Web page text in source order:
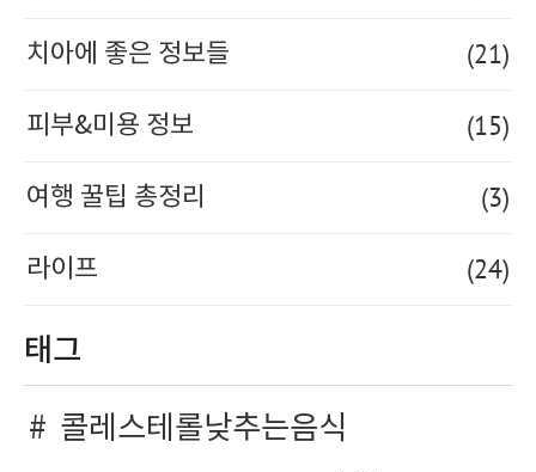
치아에 좋은 정보들 (21)
피부&미용 정보 (15)
여행 꿀팁 총정리 (3)
라이프 (24)
태그
콜레스테롤낮추는음식